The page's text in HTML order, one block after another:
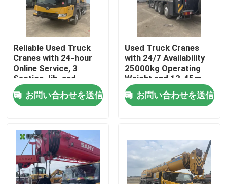
家
私達について
工場旅行
Reliable Used Truck
Cranes with 24-hour
Online Service, 3
Section Jib, and
25000kg Operating
Weight for Heavy
Lifting
お問い合わせを送信
Used Truck Cranes
with 24/7 Availability
25000kg Operating
Weight and 13-45m
Maximum Lifting
Heightお問い合わせを送信